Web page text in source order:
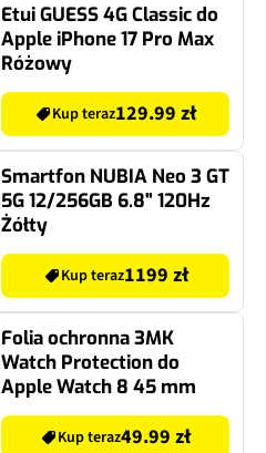
Etui GUESS 4G Classic do
Apple iPhone 17 Pro Max
Różowy
Kup teraz129.99 zł
Smartfon NUBIA Neo 3 GT
5G 12/256GB 6.8" 120Hz
Żółty
Kup teraz1199 zł
Folia ochronna 3MK
Watch Protection do
Apple Watch 8 45 mm
Kup teraz49.99 zł